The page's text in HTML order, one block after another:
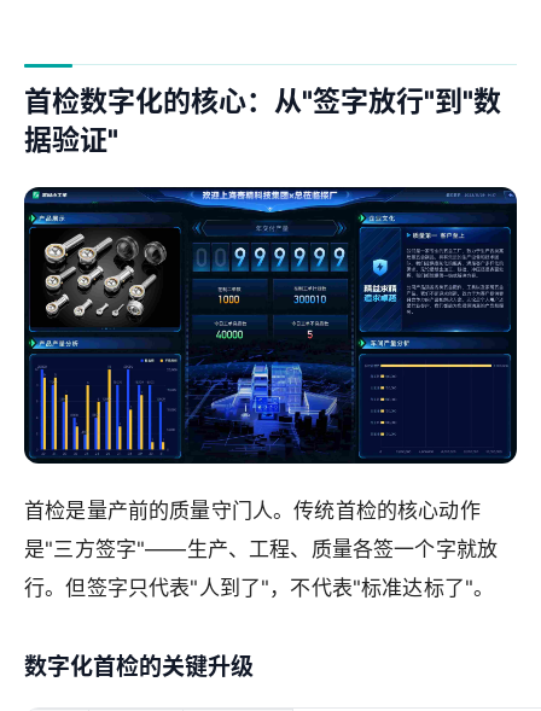
首检数字化的核心：从"签字放行"到"数
据验证"
首检是量产前的质量守门人。传统首检的核心动作
是"三方签字"——生产、工程、质量各签一个字就放
行。但签字只代表"人到了"，不代表"标准达标了"。
数字化首检的关键升级